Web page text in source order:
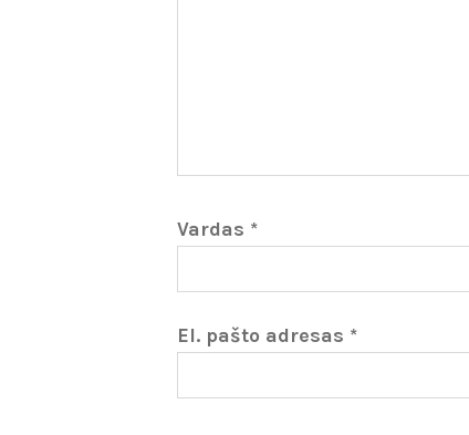
Vardas *
El. pašto adresas *